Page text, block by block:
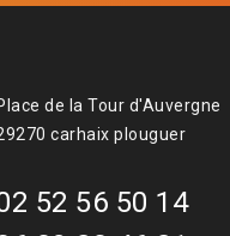
de la Tour d'Auvergne
carhaix plouguer
52 56 50 14